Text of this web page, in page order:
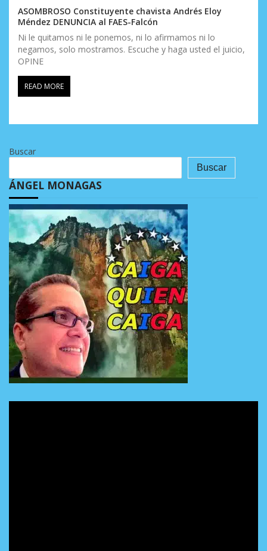
ASOMBROSO Constituyente chavista Andrés Eloy
Méndez DENUNCIA al FAES-Falcón
Ni le quitamos ni le ponemos, ni lo afirmamos ni lo
negamos, solo mostramos. Escuche y haga usted el juicio,
OPINE
READ MORE
Buscar
Buscar
ÁNGEL MONAGAS